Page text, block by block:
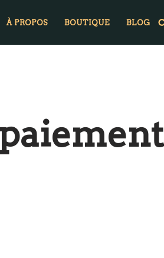
À PROPOS BOUTIQUE BLOG